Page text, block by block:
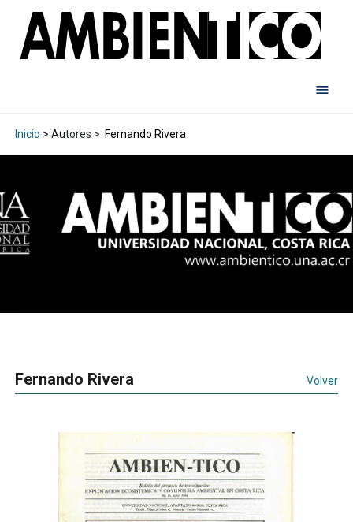
Inicio > Autores > Fernando Rivera
Fernando Rivera Volver